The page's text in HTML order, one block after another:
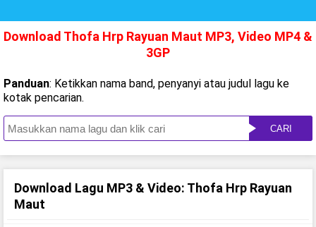
Download Thofa Hrp Rayuan Maut MP3, Video MP4 &
3GP
Panduan: Ketikkan nama band, penyanyi atau judul lagu ke
kotak pencarian.
CARI
Download Lagu MP3 & Video: Thofa Hrp Rayuan
Maut